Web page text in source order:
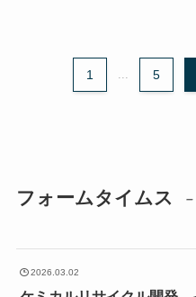
1 5
フォームタイムス
2026.03.02